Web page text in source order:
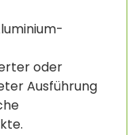
oder
Ausführung